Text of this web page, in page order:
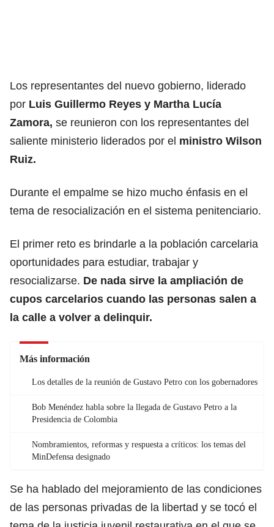
Los representantes del nuevo gobierno, liderado
por Luis Guillermo Reyes y Martha Lucía
Zamora, se reunieron con los representantes del
saliente ministerio liderados por el ministro Wilson
Ruiz.
Durante el empalme se hizo mucho énfasis en el
tema de resocialización en el sistema penitenciario.
El primer reto es brindarle a la población carcelaria
oportunidades para estudiar, trabajar y
resocializarse. De nada sirve la ampliación de
cupos carcelarios cuando las personas salen a
la calle a volver a delinquir.
Más información
Los detalles de la reunión de Gustavo Petro con los gobernadores
Bob Menéndez habla sobre la llegada de Gustavo Petro a la
Presidencia de Colombia
Nombramientos, reformas y respuesta a críticos: los temas del
MinDefensa designado
Se ha hablado del mejoramiento de las condiciones
de las personas privadas de la libertad y se tocó el